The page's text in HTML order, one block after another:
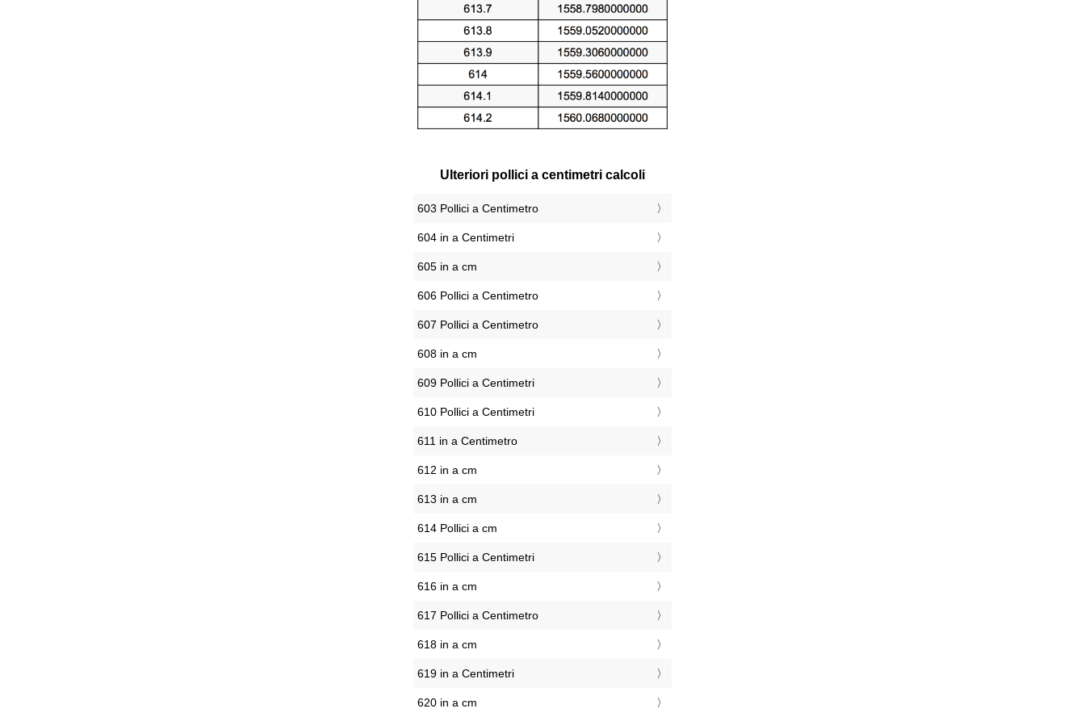
Ulteriori pollici a centimetri calcoli
603 Pollici a Centimetro
604 in a Centimetri
605 in a cm
606 Pollici a Centimetro
607 Pollici a Centimetro
608 in a cm
609 Pollici a Centimetri
610 Pollici a Centimetri
611 in a Centimetro
612 in a cm
613 in a cm
614 Pollici a cm
615 Pollici a Centimetri
616 in a cm
617 Pollici a Centimetro
618 in a cm
619 in a Centimetri
620 in a cm